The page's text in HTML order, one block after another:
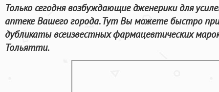
Только сегодня возбуждающие дженерики для
аптеке Вашего города. Тут Вы можете быстро
дубликаты всеизвестных фармацевтических
Тольятти.